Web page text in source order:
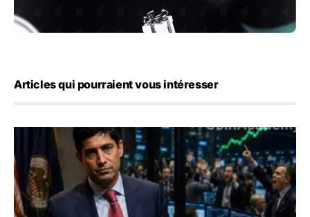
Articles qui pourraient vous intéresser
Emploi américain : 23 000 postes détruits en juillet, les